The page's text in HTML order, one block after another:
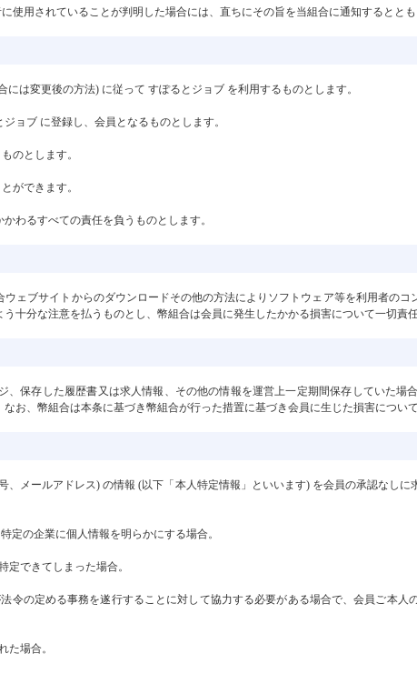
使用されていることが判明した場合には、直ちにその旨を当組合に通知するとと
は変更後の方法) に従って すぽるとジョブ を利用するものとします。
ョブ に登録し、会員となるものとします。
のとします。
ができます。
わるすべての責任を負うものとします。
ェブサイトからのダウンロードその他の方法によりソフトウェア等を利用者の
十分な注意を払うものとし、幣組合は会員に発生したかかる損害について一切責
保存した履歴書又は求人情報、その他の情報を運営上一定期間保存していた場
お、幣組合は本条に基づき幣組合が行った措置に基づき会員に生じた損害につい
メールアドレス) の情報 (以下「本人特定情報」といいます) を会員の承認なしに
定の企業に個人情報を明らかにする場合。
定できてしまった場合。
令の定める事務を遂行することに対して協力する必要がある場合で、会員ご本
た場合。